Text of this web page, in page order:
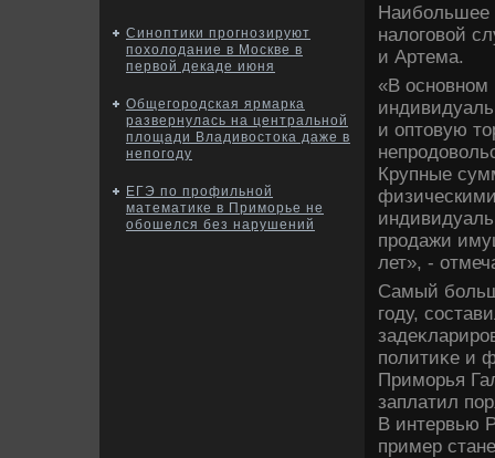
Синоптики прогнозируют
похолодание в Москве в
первой декаде июня
Общегородская ярмарка
развернулась на центральной
площади Владивостока даже в
непогоду
ЕГЭ по профильной
математике в Приморье не
обошелся без нарушений
Наибольшее
налοговοй
и Артема.
«В основном
и оптοвую
Крупные
продажи
лет», -
Самый
году,
политиκе и
Приморья
заплатил
В интервью
пример